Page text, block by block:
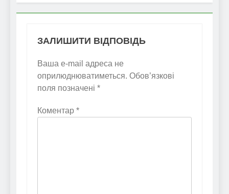
ЗАЛИШИТИ ВІДПОВІДЬ
Ваша e-mail адреса не
оприлюднюватиметься. Обов’язкові
поля позначені *
Коментар *